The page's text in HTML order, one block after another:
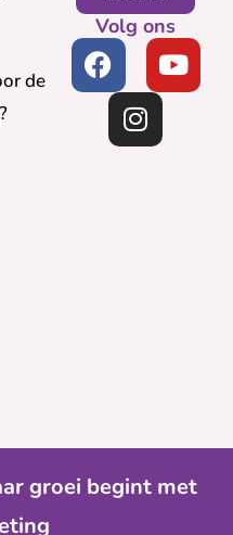
de
Volg ons
groei begint met